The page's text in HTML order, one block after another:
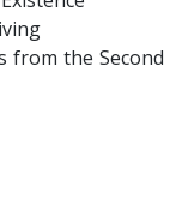
from the Second